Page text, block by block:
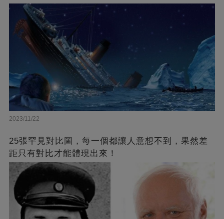
2023/11/22
25張罕見對比圖，每一個都讓人意想不到，果然差
距只有對比才能體現出來！